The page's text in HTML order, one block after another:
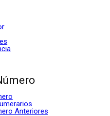
Anteriores